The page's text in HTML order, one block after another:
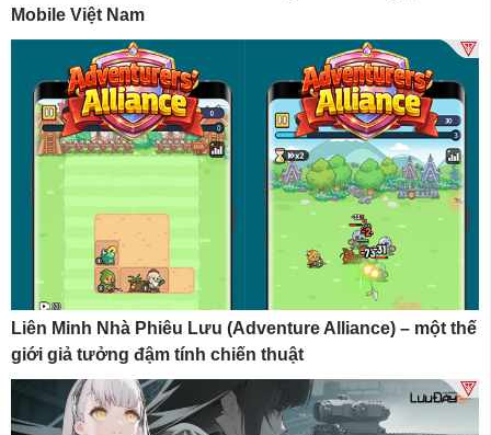
Mobile Việt Nam
Liên Minh Nhà Phiêu Lưu (Adventure Alliance) – một thế
giới giả tưởng đậm tính chiến thuật